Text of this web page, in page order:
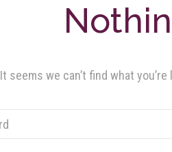
It seems we can’t find what